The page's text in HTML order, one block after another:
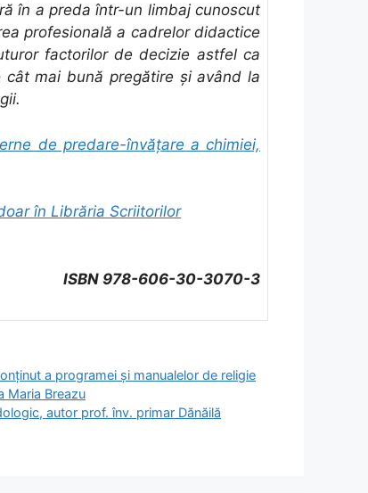
în a preda într-un limbaj cunoscut
profesională a cadrelor didactice
factorilor de decizie astfel ca
mai bună pregătire şi având la
de predare-învățare a chimiei,
în Librăria Scriitorilor
ISBN 978-606-30-3070-3
a programei și manualelor de religie
Maria Breazu
autor prof. înv. primar Dănăilă